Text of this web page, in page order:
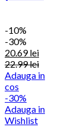
-10%
-30%
20.69lei
22.99lei
Adauga in
cos
-30%
Adauga in
Wishlist